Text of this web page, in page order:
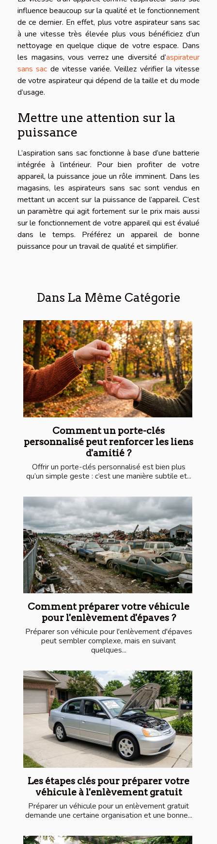
influence beaucoup sur la qualité et le fonctionnement
de ce dernier. En effet, plus votre aspirateur sans sac
à une vitesse très élevée plus vous bénéficiez d’un
nettoyage en quelque clique de votre espace. Dans
les magasins, vous verrez une diversité d’aspirateur
sans sac de vitesse variée. Veillez vérifier la vitesse
de votre aspirateur qui dépend de la taille et du mode
d’usage.
Mettre une attention sur la
puissance
L’aspiration sans sac fonctionne à base d’une batterie
intégrée à l’intérieur. Pour bien profiter de votre
appareil, la puissance joue un rôle imminent. Dans les
magasins, les aspirateurs sans sac sont vendus en
mettant un accent sur la puissance de l’appareil. C’est
un paramètre qui agit fortement sur le prix mais aussi
sur le fonctionnement de votre appareil qui est évalué
dans le temps. Préférez un appareil de bonne
puissance pour un travail de qualité et simplifier.
Dans La Même Catégorie
Comment un porte-clés
personnalisé peut renforcer les liens
d'amitié ?
Offrir un porte-clés personnalisé est bien plus
qu’un simple geste : c’est une manière subtile et...
Comment préparer votre véhicule
pour l'enlèvement d'épaves ?
Préparer son véhicule pour l'enlèvement d'épaves
peut sembler complexe, mais en suivant
quelques...
Les étapes clés pour préparer votre
véhicule à l'enlèvement gratuit
Préparer un véhicule pour un enlèvement gratuit
demande une certaine organisation et une bonne...